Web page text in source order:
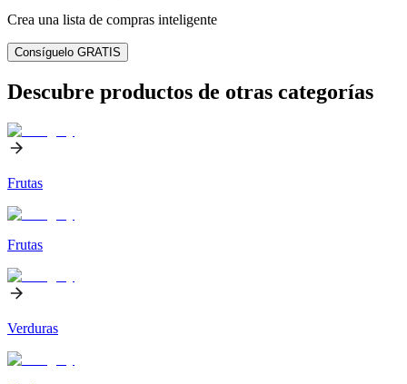
Crea una lista de compras inteligente
Consíguelo GRATIS
Descubre productos de otras categorías
Frutas
Frutas
Verduras